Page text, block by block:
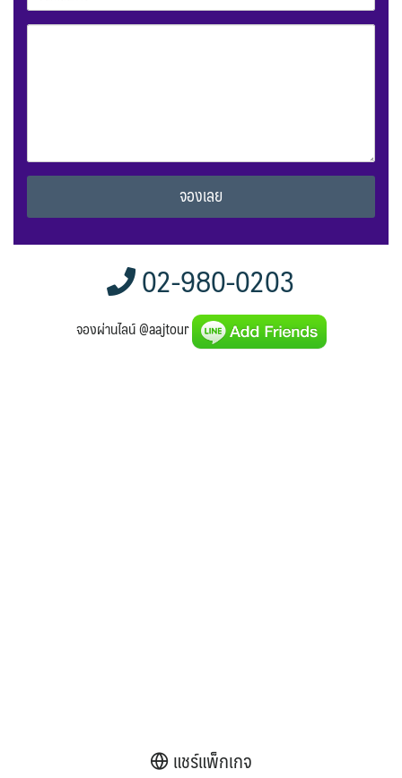
Alternative:
02-980-0203
จองผ่านไลน์ @aajtour
แชร์แพ็กเกจ